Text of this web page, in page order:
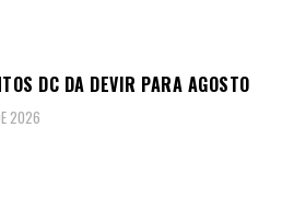
DC DA DEVIR PARA AGOSTO
2026